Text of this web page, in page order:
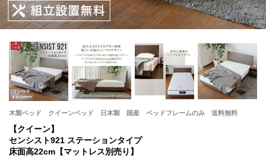
木製ベッド クイーンベッド 日本製 国産 ベッドフレームのみ 送料無料
【クイーン】
センシスト921 ステーションタイプ
床面高22cm【マットレス別売り】